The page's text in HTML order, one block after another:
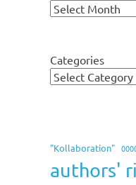
Categories
"Kollaboration"
authors'